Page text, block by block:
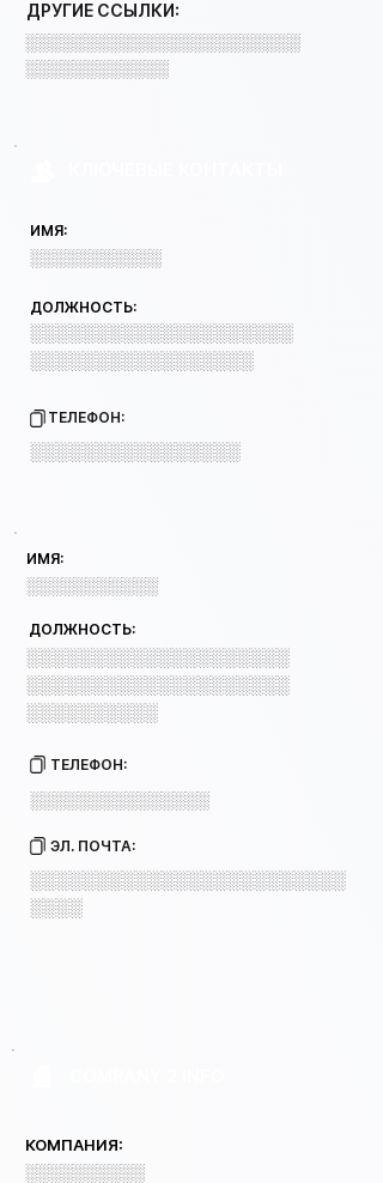
ДРУГИЕ ССЫЛКИ:
░░░░░░░░░░░░░░░░░░░░░░░
░░░░░░░░░░░░
ИМЯ:
░░░░░░░░░░░
ДОЛЖНОСТЬ:
░░░░░░░░░░░░░░░░░░░░
░░░░░░░░░░░░░░░░░
ТЕЛЕФОН:
░░░░░░░░░░░░░░░░
ИМЯ:
░░░░░░░░░░░
ДОЛЖНОСТЬ:
░░░░░░░░░░░░░░░░░░░░
░░░░░░░░░░░░░░░░░░░░
░░░░░░░░░░
ТЕЛЕФОН:
░░░░░░░░░░░░░░░
ЭЛ. ПОЧТА:
░░░░░░░░░░░░░░░░░░░░░░░░
░░░░
КОМПАНИЯ:
░░░░░░░░░░